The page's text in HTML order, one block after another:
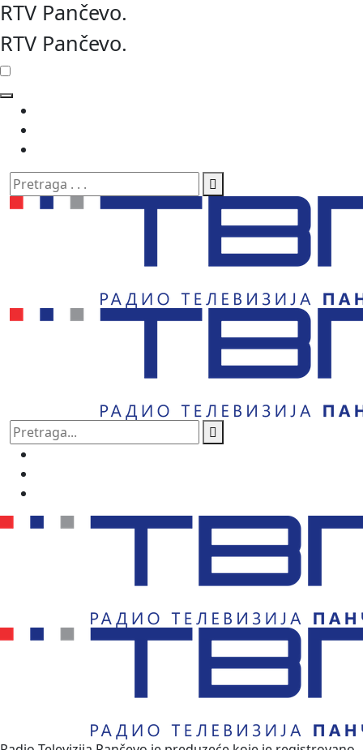
RTV Pančevo.
RTV Pančevo.